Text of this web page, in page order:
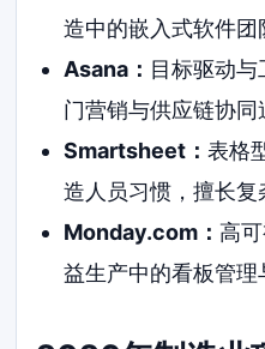
造中的嵌入式软件团
Asana： 目标驱动
门营销与供应链协同
Smartsheet： 表格
造人员习惯，擅长复
Monday.com： 高
益生产中的看板管理